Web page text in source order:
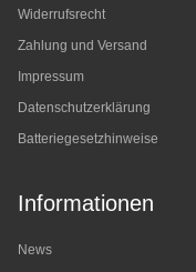
Widerrufsrecht
Zahlung und Versand
Impressum
Datenschutzerklärung
Batteriegesetzhinweise
Informationen
News